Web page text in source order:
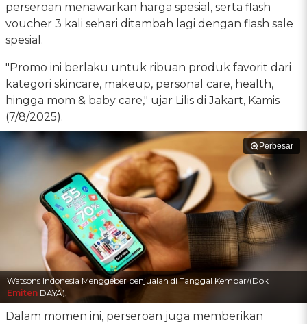
perseroan menawarkan harga spesial, serta flash
voucher 3 kali sehari ditambah lagi dengan flash sale
spesial.
"Promo ini berlaku untuk ribuan produk favorit dari
kategori skincare, makeup, personal care, health,
hingga mom & baby care," ujar Lilis di Jakart, Kamis
(7/8/2025).
Perbesar
Watsons Indonesia Menggeber penjualan di Tanggal Kembar/(Dok
Emiten DAYA).
Dalam momen ini, perseroan juga memberikan